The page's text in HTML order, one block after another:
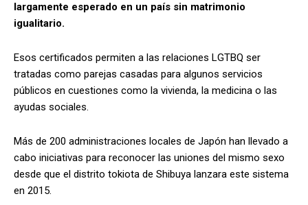
largamente esperado en un país sin matrimonio
igualitario.
Esos certificados permiten a las relaciones LGTBQ ser
tratadas como parejas casadas para algunos servicios
públicos en cuestiones como la vivienda, la medicina o las
ayudas sociales.
Más de 200 administraciones locales de Japón han llevado a
cabo iniciativas para reconocer las uniones del mismo sexo
desde que el distrito tokiota de Shibuya lanzara este sistema
en 2015.